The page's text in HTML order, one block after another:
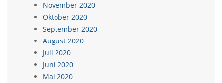
November 2020
Oktober 2020
September 2020
August 2020
Juli 2020
Juni 2020
Mai 2020